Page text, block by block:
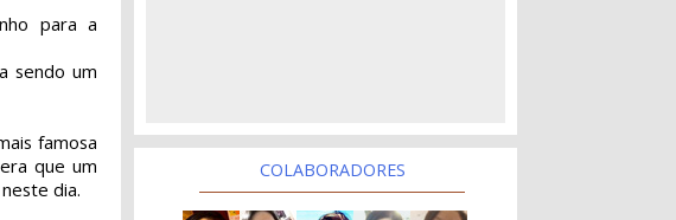
para a
sendo um
famosa
que um
dia.
COLABORADORES